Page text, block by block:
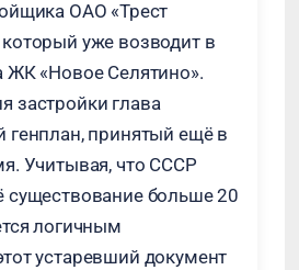
ОАО «Трест
уже возводит в
ЖК «Новое Селятино».
застройки глава
генплан, принятый ещё в
Учитывая, что СССР
существование больше 20
логичным
устаревший документ